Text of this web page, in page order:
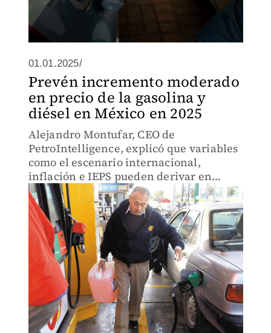
01.01.2025/
Prevén incremento moderado
en precio de la gasolina y
diésel en México en 2025
Alejandro Montufar, CEO de
PetroIntelligence, explicó que variables
como el escenario internacional,
inflación e IEPS pueden derivar en
incremento.